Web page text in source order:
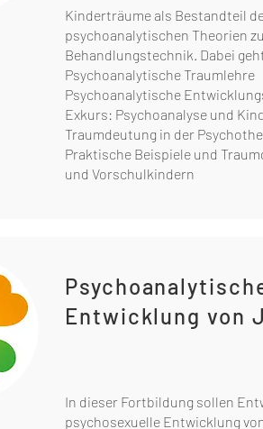
Kinderträume als Bestandteil
psychoanalytischen Theorien
Behandlungstechnik. Dabei
Psychoanalytische Traumlehre
Psychoanalytische
Exkurs: Psychoanalyse und
Traumdeutung in der
Praktische Beispiele und
und Vorschulkindern
Entwicklung von
In dieser Fortbildung sollen
psychosexuelle Entwicklung